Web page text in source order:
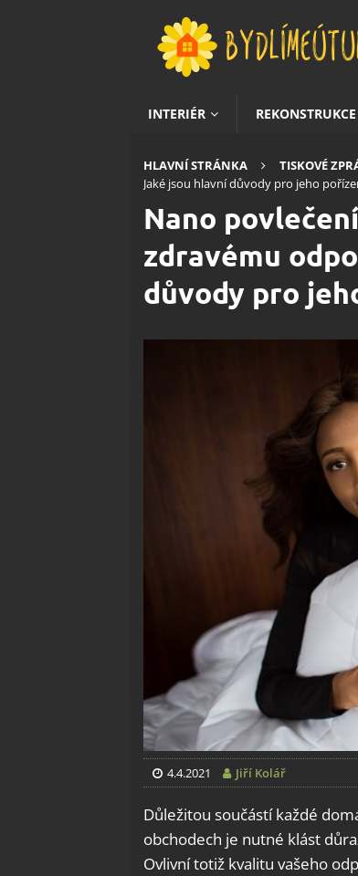
INTERIÉR REKONSTRUKCE
HLAVNÍ STRÁNKA TISKOVÉ
Jaké jsou hlavní důvody pro jeho
Nano
zdravému
důvody pro
4.4.2021 Jiří Kolář
Důležitou součástí každé
obchodech je nutné klást
Ovlivní totiž kvalitu vašeho